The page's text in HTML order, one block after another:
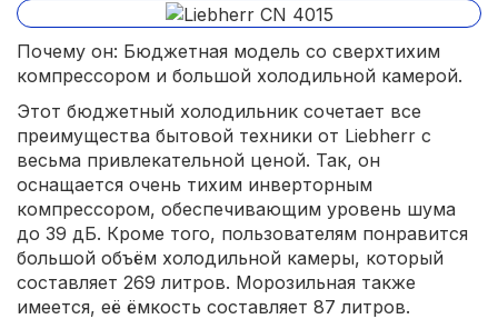
Почему он: Бюджетная модель со сверхтихим
компрессором и большой холодильной камерой.
Этот бюджетный холодильник сочетает все
преимущества бытовой техники от Liebherr с
весьма привлекательной ценой. Так, он
оснащается очень тихим инверторным
компрессором, обеспечивающим уровень шума
до 39 дБ. Кроме того, пользователям понравится
большой объём холодильной камеры, который
составляет 269 литров. Морозильная также
имеется, её ёмкость составляет 87 литров.